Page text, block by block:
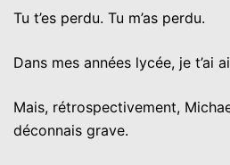
Tu t’es perdu. Tu m’as perdu.
Dans mes années lycée, je t’ai
Mais, rétrospectivement,
déconnais grave.